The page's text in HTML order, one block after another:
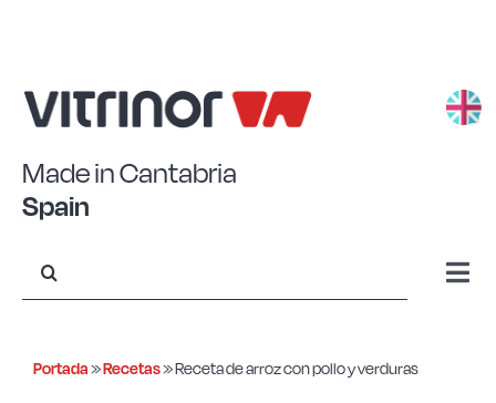
Made in Cantabria
Spain
Portada»Recetas»Receta de arroz con pollo y verduras